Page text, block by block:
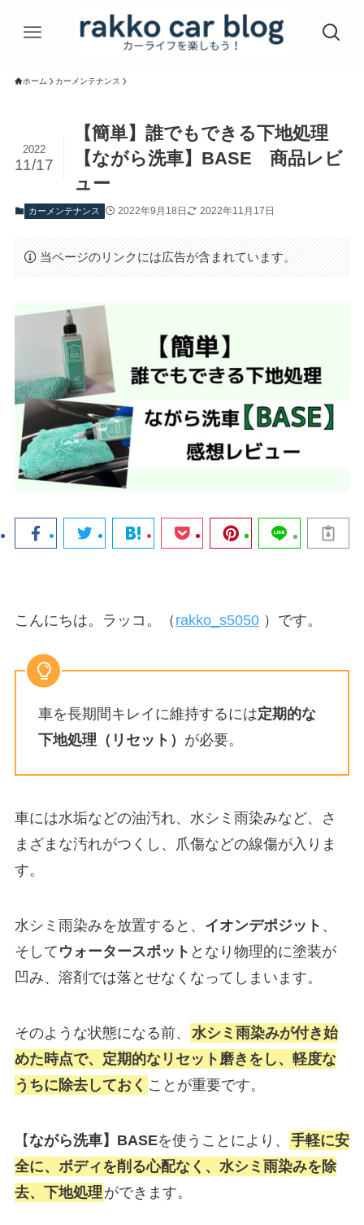
ホーム カーメンテナンス
【簡単】誰でもできる下地処理
【ながら洗車】BASE 商品レビ
ュー
2022
11/17
カーメンテナンス 2022年9月18日 2022年11月17日
当ページのリンクには広告が含まれています。
こんにちは。ラッコ。（ rakko_s5050）です。
車を長期間キレイに維持するには定期的な
下地処理（リセット） が必要。
車には水垢などの油汚れ、水シミ雨染みなど、さ
まざまな汚れがつくし、爪傷などの線傷が入りま
す。
水シミ雨染みを放置すると、 イオンデポジット 、
そして ウォータースポット となり物理的に塗装が
凹み、溶剤では落とせなくなってしまいます。
そのような状態になる前、
水シミ雨染みが付き始
めた時点で、定期的なリセット磨きをし、軽度な
うちに除去しておく ことが重要です。
【ながら洗車】BASEを使うことにより、
手軽に安
全に、ボディを削る心配なく、水シミ雨染みを除
去、下地処理 ができます。